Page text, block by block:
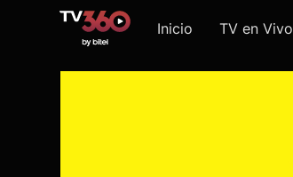
Inicio TV en Vivo